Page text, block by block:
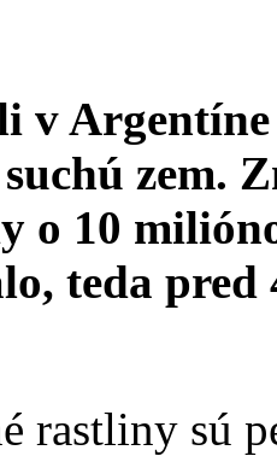
v
zem.
o 10
teda
rastliny sú